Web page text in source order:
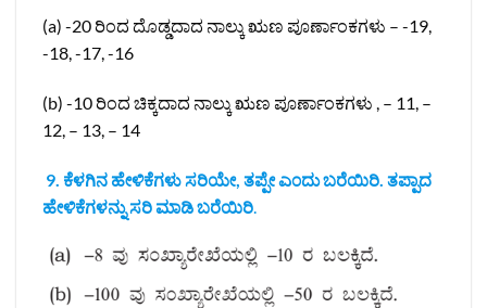
(a) -20 ರಿಂದ ದೊಡ್ಡದಾದ ನಾಲ್ಕು ಋಣ ಪೂರ್ಣಾಂಕಗಳು – -19,
-18, -17, -16
(b) -10 ರಿಂದ ಚಿಕ್ಕದಾದ ನಾಲ್ಕು ಋಣ ಪೂರ್ಣಾಂಕಗಳು , – 11, –
12, – 13, – 14
9. ಕೆಳಗಿನ ಹೇಳಿಕೆಗಳು ಸರಿಯೇ, ತಪ್ಪೇ ಎ೦ದು ಬರೆಯಿರಿ. ತಪ್ಪಾದ
ಹೇಳಿಕೆಗಳನ್ನು ಸರಿ ಮಾಡಿ ಬರೆಯಿರಿ.